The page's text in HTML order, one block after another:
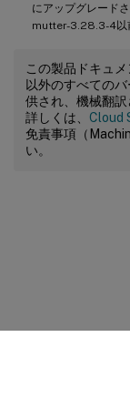
にアップグレード
mutter-3.28.3-4以
この製品ドキュ
以外のすべての
供され、機械翻訳
詳しくは、 Cloud
免責事項（
い。